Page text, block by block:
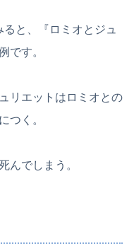
と、『ロミオとジュ
です。
リエットはロミオとの
つく。
んでしまう。